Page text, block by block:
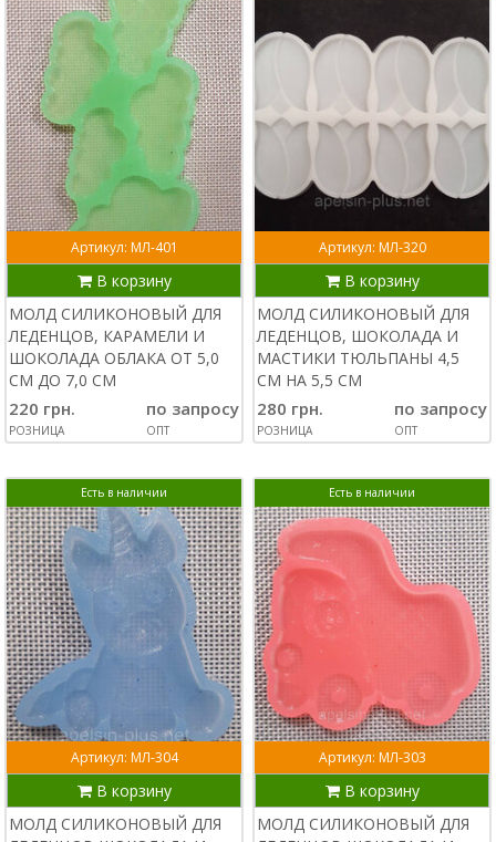
Артикул: МЛ-401
В корзину
МОЛД СИЛИКОНОВЫЙ ДЛЯ
ЛЕДЕНЦОВ, КАРАМЕЛИ И
ШОКОЛАДА ОБЛАКА ОТ 5,0
СМ ДО 7,0 СМ
220 грн.
РОЗНИЦА
по запросу
ОПТ
Артикул: МЛ-320
В корзину
МОЛД СИЛИКОНОВЫЙ ДЛЯ
ЛЕДЕНЦОВ, ШОКОЛАДА И
МАСТИКИ ТЮЛЬПАНЫ 4,5
СМ НА 5,5 СМ
280 грн.
РОЗНИЦА
по запросу
ОПТ
Есть в наличии
Артикул: МЛ-304
В корзину
МОЛД СИЛИКОНОВЫЙ ДЛЯ
Есть в наличии
Артикул: МЛ-303
В корзину
МОЛД СИЛИКОНОВЫЙ ДЛЯ